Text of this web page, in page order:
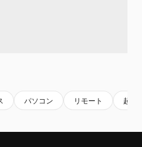
パソコン リモート 起業